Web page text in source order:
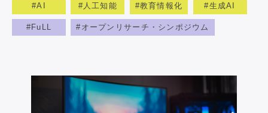
AI 人工知能 教育情報化 生成AI
FuLL オープンリサーチ・シンポジウム